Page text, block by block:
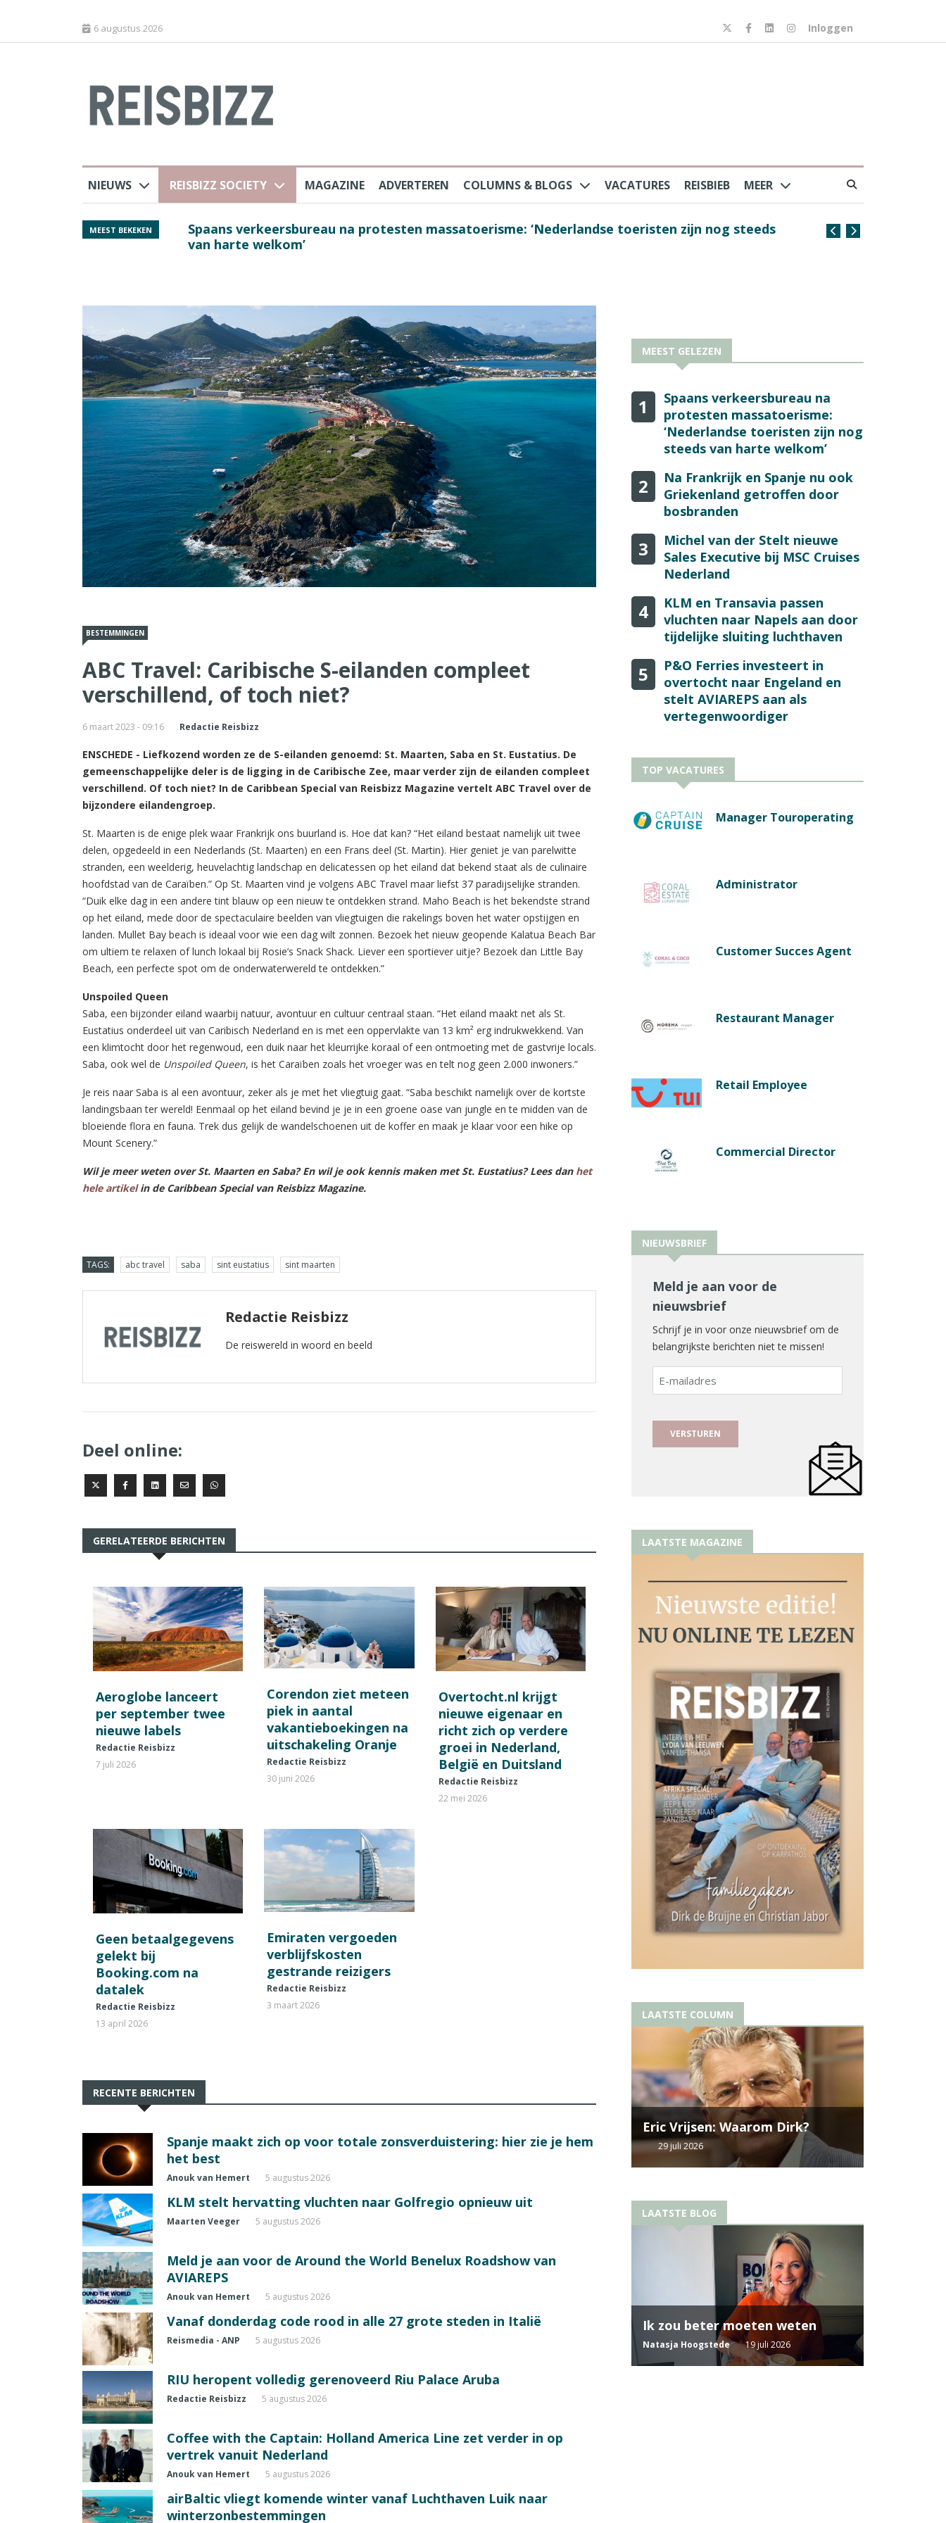
6 augustus 2026 Inloggen
NIEUWS REISBIZZ SOCIETY MAGAZINE ADVERTEREN COLUMNS & BLOGS VACATURES REISBIEB MEER
MEEST BEKEKEN
luchthaven
Spaans verkeersbureau na protesten massatoerisme: ‘Nederlandse toeristen zijn nog steeds
van harte welkom’
Na Frankrijk en
BESTEMMINGEN
ABC Travel: Caribische S-eilanden compleet
verschillend, of toch niet?
6 maart 2023 - 09:16 Redactie Reisbizz
ENSCHEDE - Liefkozend worden ze de S-eilanden genoemd: St. Maarten, Saba en St. Eustatius. De
gemeenschappelijke deler is de ligging in de Caribische Zee, maar verder zijn de eilanden compleet
verschillend. Of toch niet? In de Caribbean Special van Reisbizz Magazine vertelt ABC Travel over de
bijzondere eilandengroep.
St. Maarten is de enige plek waar Frankrijk ons buurland is. Hoe dat kan? “Het eiland bestaat namelijk uit twee
delen, opgedeeld in een Nederlands (St. Maarten) en een Frans deel (St. Martin). Hier geniet je van parelwitte
stranden, een weelderig, heuvelachtig landschap en delicatessen op het eiland dat bekend staat als de culinaire
hoofdstad van de Caraïben.” Op St. Maarten vind je volgens ABC Travel maar liefst 37 paradijselijke stranden.
“Duik elke dag in een andere tint blauw op een nieuw te ontdekken strand. Maho Beach is het bekendste strand
op het eiland, mede door de spectaculaire beelden van vliegtuigen die rakelings boven het water opstijgen en
landen. Mullet Bay beach is ideaal voor wie een dag wilt zonnen. Bezoek het nieuw geopende Kalatua Beach Bar
om ultiem te relaxen of lunch lokaal bij Rosie’s Snack Shack. Liever een sportiever uitje? Bezoek dan Little Bay
Beach, een perfecte spot om de onderwaterwereld te ontdekken.”
Unspoiled Queen
Saba, een bijzonder eiland waarbij natuur, avontuur en cultuur centraal staan. “Het eiland maakt net als St.
Eustatius onderdeel uit van Caribisch Nederland en is met een oppervlakte van 13 km² erg indrukwekkend. Van
een klimtocht door het regenwoud, een duik naar het kleurrijke koraal of een ontmoeting met de gastvrije locals.
Saba, ook wel de Unspoiled Queen, is het Caraïben zoals het vroeger was en telt nog geen 2.000 inwoners.”
Je reis naar Saba is al een avontuur, zeker als je met het vliegtuig gaat. “Saba beschikt namelijk over de kortste
landingsbaan ter wereld! Eenmaal op het eiland bevind je je in een groene oase van jungle en te midden van de
bloeiende flora en fauna. Trek dus gelijk de wandelschoenen uit de koffer en maak je klaar voor een hike op
Mount Scenery.”
Wil je meer weten over St. Maarten en Saba? En wil je ook kennis maken met St. Eustatius? Lees dan het
hele artikelin de Caribbean Special van Reisbizz Magazine.
TAGS: abc travel saba sint eustatius sint maarten
Redactie Reisbizz
De reiswereld in woord en beeld
Deel online:
GERELATEERDE BERICHTEN
Aeroglobe lanceert
per september twee
nieuwe labels
Redactie Reisbizz
7 juli 2026
Corendon ziet meteen
piek in aantal
vakantieboekingen na
uitschakeling Oranje
Redactie Reisbizz
30 juni 2026
Overtocht.nl krijgt
nieuwe eigenaar en
richt zich op verdere
groei in Nederland,
België en Duitsland
Redactie Reisbizz
22 mei 2026
Geen betaalgegevens
gelekt bij
Booking.com na
datalek
Redactie Reisbizz
13 april 2026
Emiraten vergoeden
verblijfskosten
gestrande reizigers
Redactie Reisbizz
3 maart 2026
RECENTE BERICHTEN
Spanje maakt zich op voor totale zonsverduistering: hier zie je hem
het best
Anouk van Hemert 5 augustus 2026
KLM stelt hervatting vluchten naar Golfregio opnieuw uit
Maarten Veeger 5 augustus 2026
Meld je aan voor de Around the World Benelux Roadshow van
AVIAREPS
Anouk van Hemert 5 augustus 2026
Vanaf donderdag code rood in alle 27 grote steden in Italië
Reismedia - ANP 5 augustus 2026
RIU heropent volledig gerenoveerd Riu Palace Aruba
Redactie Reisbizz 5 augustus 2026
Coffee with the Captain: Holland America Line zet verder in op
vertrek vanuit Nederland
Anouk van Hemert 5 augustus 2026
airBaltic vliegt komende winter vanaf Luchthaven Luik naar
winterzonbestemmingen
MEEST GELEZEN
1
Spaans verkeersbureau na
protesten massatoerisme:
‘Nederlandse toeristen zijn nog
steeds van harte welkom’
2
Na Frankrijk en Spanje nu ook
Griekenland getroffen door
bosbranden
3
Michel van der Stelt nieuwe
Sales Executive bij MSC Cruises
Nederland
4
KLM en Transavia passen
vluchten naar Napels aan door
tijdelijke sluiting luchthaven
5
P&O Ferries investeert in
overtocht naar Engeland en
stelt AVIAREPS aan als
vertegenwoordiger
TOP VACATURES
Manager Touroperating
Administrator
Customer Succes Agent
Restaurant Manager
Retail Employee
Commercial Director
NIEUWSBRIEF
Meld je aan voor de
nieuwsbrief
Schrijf je in voor onze nieuwsbrief om de
belangrijkste berichten niet te missen!
E-
mailadres
LAATSTE MAGAZINE
LAATSTE COLUMN
Eric Vrijsen: Waarom Dirk?
29 juli 2026
LAATSTE BLOG
Ik zou beter moeten weten
Natasja Hoogstede 19 juli 2026